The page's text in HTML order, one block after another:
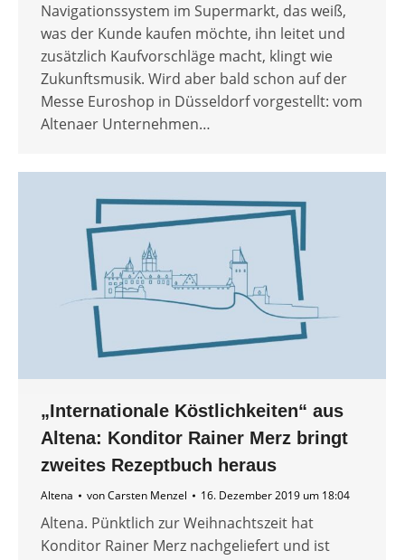
Navigationssystem im Supermarkt, das weiß,
was der Kunde kaufen möchte, ihn leitet und
zusätzlich Kaufvorschläge macht, klingt wie
Zukunftsmusik. Wird aber bald schon auf der
Messe Euroshop in Düsseldorf vorgestellt: vom
Altenaer Unternehmen…
„Internationale Köstlichkeiten“ aus
Altena: Konditor Rainer Merz bringt
zweites Rezeptbuch heraus
Altena vonCarsten Menzel 16. Dezember 2019 um 18:04
Altena. Pünktlich zur Weihnachtszeit hat
Konditor Rainer Merz nachgeliefert und ist